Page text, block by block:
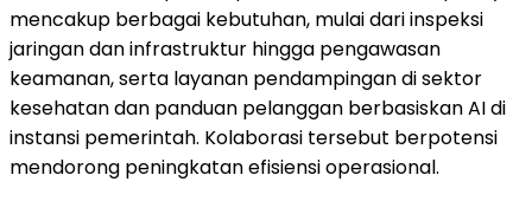
mencakup berbagai kebutuhan, mulai dari inspeksi
jaringan dan infrastruktur hingga pengawasan
keamanan, serta layanan pendampingan di sektor
kesehatan dan panduan pelanggan berbasiskan AI di
instansi pemerintah. Kolaborasi tersebut berpotensi
mendorong peningkatan efisiensi operasional.